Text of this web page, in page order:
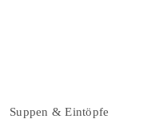
Suppen & Eintöpfe